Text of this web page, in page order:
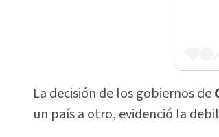
La decisión de los gobiernos de
un país a otro, evidenció la